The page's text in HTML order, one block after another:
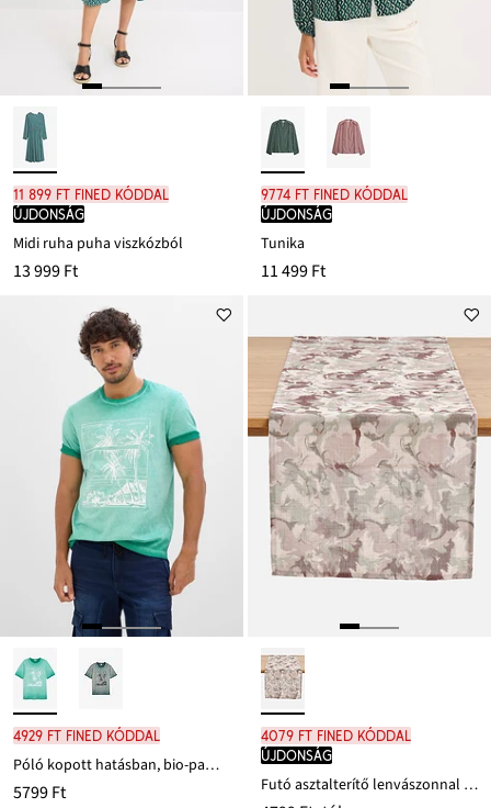
11 899 Ft FINED kóddal
újdonság
Midi ruha puha viszkózból
13 999 Ft
9774 Ft FINED kóddal
újdonság
Tunika
11 499 Ft
4929 Ft FINED kóddal
Póló kopott hatásban, bio-pamutból
5799 Ft
4079 Ft FINED kóddal
újdonság
Futó asztalterítő lenvászonnal kevert anyagból